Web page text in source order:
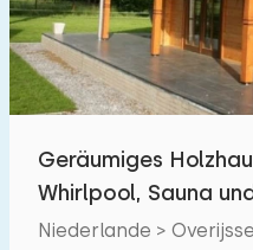
1 2 3
Entfernungen
Von Den Ham(max. km):
Geräumiges
Whirlpool, Sauna
Niederlande >